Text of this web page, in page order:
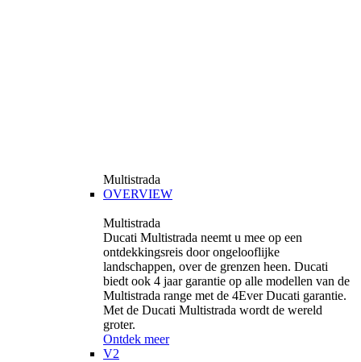
Multistrada
OVERVIEW
Multistrada
Ducati Multistrada neemt u mee op een
ontdekkingsreis door ongelooflijke
landschappen, over de grenzen heen. Ducati
biedt ook 4 jaar garantie op alle modellen van de
Multistrada range met de 4Ever Ducati garantie.
Met de Ducati Multistrada wordt de wereld
groter.
Ontdek meer
V2